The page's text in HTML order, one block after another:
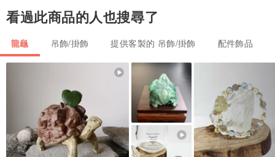
看過此商品的人也搜尋了
龍龜 吊飾/掛飾 提供客製的 吊飾/掛飾 配件飾品